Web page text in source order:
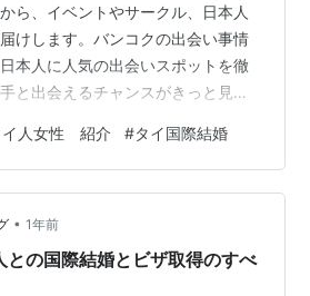
ら、イベントやサークル、日本人
けします。バンコクの出会い事情
本人に人気の出会いスポットを徹
と出会えるチャンスがきっと見つ
の距離が近く、生活費が安いこと
バンコクで働いたり、旅行を楽し
んなバンコクでは、日本人同士の
在しています。本日は、バンコク
について、詳しくご紹介します。
、マッチングアプリは…
イ人女性 紹介 #タイ国際結婚
• 1年前
との国際結婚とビザ取得のすべ